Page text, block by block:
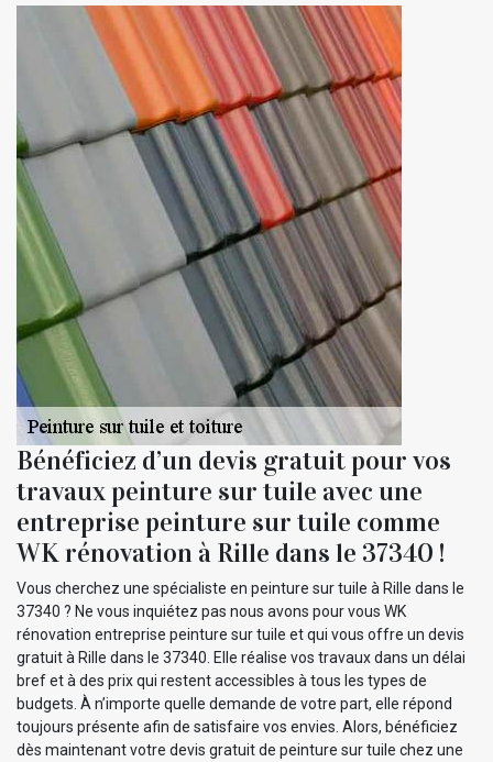
Bénéficiez d’un devis gratuit pour vos
travaux peinture sur tuile avec une
entreprise peinture sur tuile comme
WK rénovation à Rille dans le 37340 !
Vous cherchez une spécialiste en peinture sur tuile à Rille dans le
37340 ? Ne vous inquiétez pas nous avons pour vous WK
rénovation entreprise peinture sur tuile et qui vous offre un devis
gratuit à Rille dans le 37340. Elle réalise vos travaux dans un délai
bref et à des prix qui restent accessibles à tous les types de
budgets. À n’importe quelle demande de votre part, elle répond
toujours présente afin de satisfaire vos envies. Alors, bénéficiez
dès maintenant votre devis gratuit de peinture sur tuile chez une